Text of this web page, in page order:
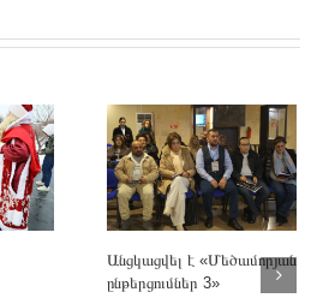
Անցկացվել է «Մեծամորյան
ընթերցումներ 3»